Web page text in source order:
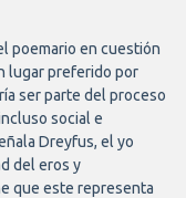
poemario en cuestión
lugar preferido por
ser parte del proceso
social e
Dreyfus, el yo
del eros y
que este representa